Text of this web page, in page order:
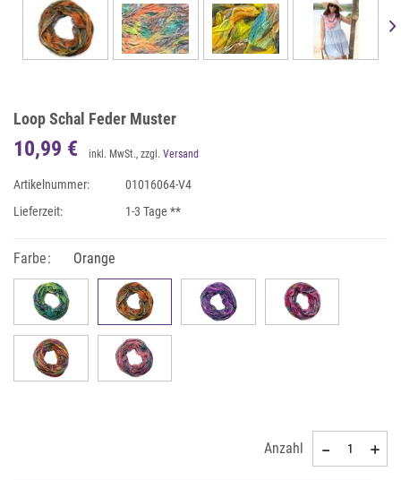
Loop Schal Feder Muster
10,99 € inkl. MwSt., zzgl. Versand
Artikelnummer:
01016064-V4
Lieferzeit:
1-3 Tage **
Farbe: Orange
Anzahl